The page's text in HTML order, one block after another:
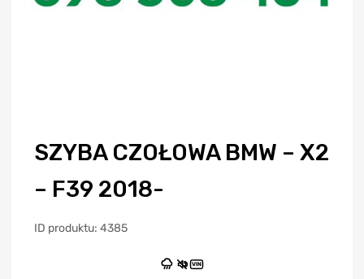
SZYBA CZOŁOWA BMW – X2
– F39 2018-
ID produktu: 4385
VIN